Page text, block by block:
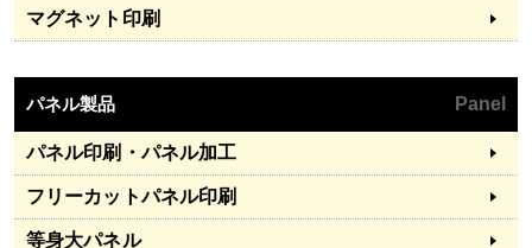
マグネット印刷
パネル製品 Panel
パネル印刷・パネル加工
フリーカットパネル印刷
等身大パネル